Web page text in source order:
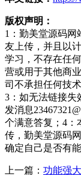
版权声明：
1：勤美堂源码网
友上传，并且以
学习，不存在任
营或用于其他商
司不承担任何技
3：如无法链接失
发消息
个满意答复；4：
传，勤美堂源码
确定自己是否有能
上一篇： 功能强